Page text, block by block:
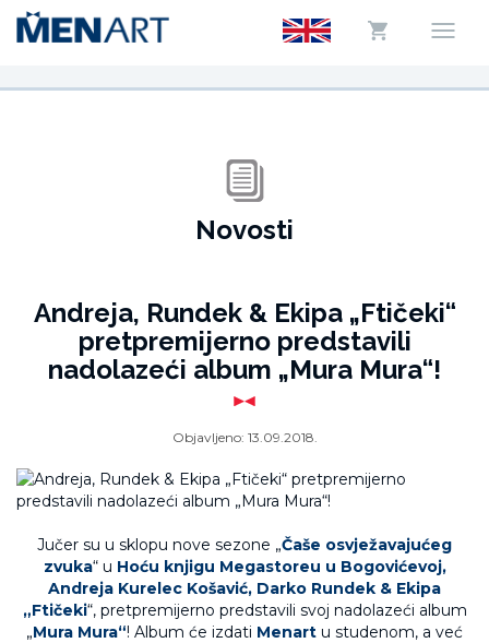
Novosti
Andreja, Rundek & Ekipa „Ftičeki“
pretpremijerno predstavili
nadolazeći album „Mura Mura“!
Objavljeno: 13.09.2018.
Jučer su u sklopu nove sezone „Čaše osvježavajućeg
zvuka“ u Hoću knjigu Megastoreu u Bogovićevoj,
Andreja Kurelec Košavić, Darko Rundek & Ekipa
„Ftičeki“, pretpremijerno predstavili svoj nadolazeći album
„Mura Mura“! Album će izdati Menart u studenom, a već